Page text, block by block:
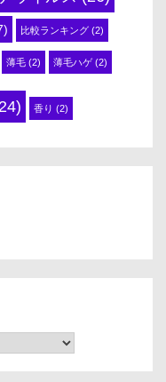
比較ランキング (2)
薄毛 (2) 薄毛ハゲ(2)
香り (2)